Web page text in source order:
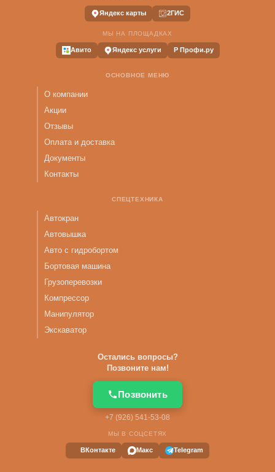
Яндекс карты 2ГИС
МЫ НА ПЛОЩАДКАХ
Авито Яндекс услуги P Профи.ру
ОСНОВНОЕ МЕНЮ
О компании
Акции
Отзывы
Оплата и доставка
Документы
Контакты
СПЕЦТЕХНИКА
Автокран
Автовышка
Авто с гидробортом
Бортовая машина
Грузоперевозки
Компрессор
Манипулятор
Экскаватор
Остались вопросы?
Позвоните нам!
Позвонить
+7 (926) 541-53-08
МЫ В СОЦСЕТЯХ
ВКонтакте Макс Telegram